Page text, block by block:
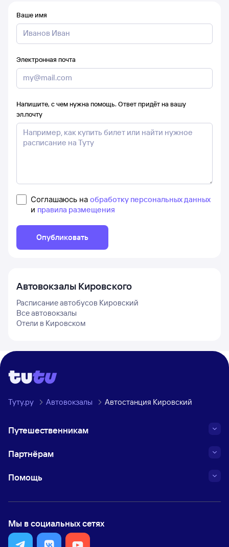
Ваше имя
Электронная почта
Напишите, с чем нужна помощь. Ответ придёт на вашу
эл.почту
Соглашаюсь на обработку персональных данных
и правила размещения
Опубликовать
Автовокзалы Кировского
Расписание автобусов Кировский
Все автовокзалы
Отели в Кировском
Туту.ру Автовокзалы Автостанция Кировский
Путешественникам
Партнёрам
Помощь
Мы в социальных сетях